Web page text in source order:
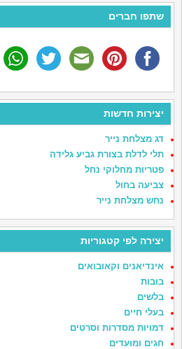
שתפו חברים
יצירות חדשות
דג מצלחת נייר
תלי לדלת בצורת גביע גלידה
פטריות מחלוקי נחל
צביעה בחול
נחש מצלחת נייר
יצירה לפי קטגוריות
אינדיאנים וקאובואים
בובות
בלשים
בעלי חיים
דמויות מסדרות וסרטים
חגים ומועדים